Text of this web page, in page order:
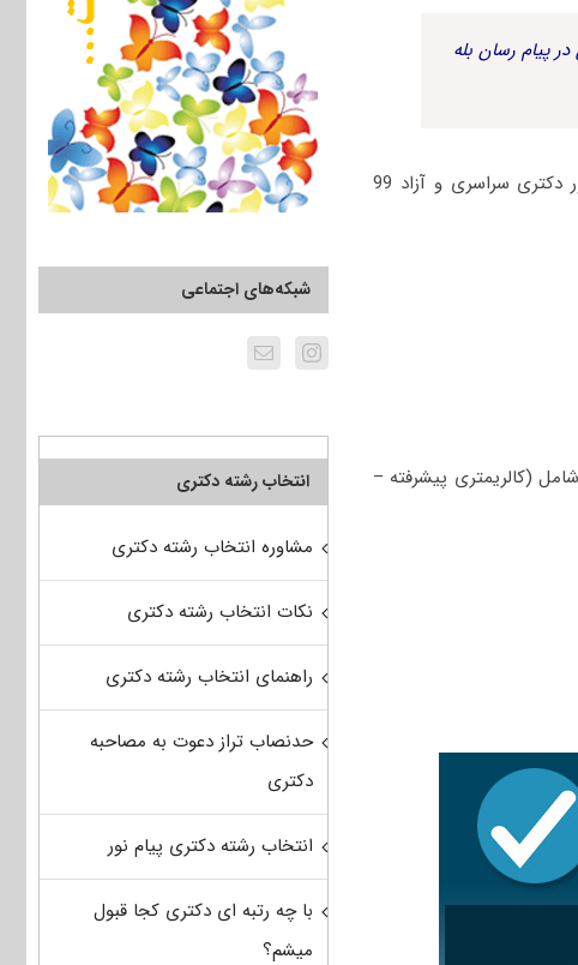
پیام رسان بله
برای دانلود رایگان دفترچه سوالات مهندسی نساجی ـ شیمی نساجی و علوم الیاف کنکور دکتری سراسری و آزاد 99
(کالریمتری پیشرفته –
شبکه‌های اجتماعی
انتخاب رشته دکتری
مشاوره انتخاب رشته دکتری
نکات انتخاب رشته دکتری
راهنمای انتخاب رشته دکتری
حدنصاب تراز دعوت به مصاحبه
دکتری
انتخاب رشته دکتری پیام نور
با چه رتبه ای دکتری کجا قبول
میشم؟